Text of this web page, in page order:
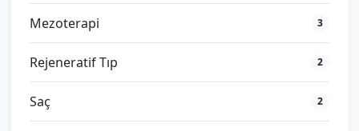
Mezoterapi 3
Rejeneratif Tıp 2
Saç 2